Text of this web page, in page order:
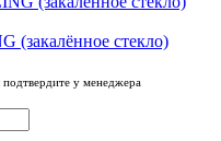
(закалённое стекло)
подтвердите у менеджера